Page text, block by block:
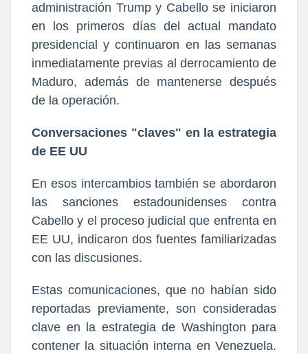
administración Trump y Cabello se iniciaron
en los primeros días del actual mandato
presidencial y continuaron en las semanas
inmediatamente previas al derrocamiento de
Maduro, además de mantenerse después
de la operación.
Conversaciones "claves" en la estrategia
de EE UU
En esos intercambios también se abordaron
las sanciones estadounidenses contra
Cabello y el proceso judicial que enfrenta en
EE UU, indicaron dos fuentes familiarizadas
con las discusiones.
Estas comunicaciones, que no habían sido
reportadas previamente, son consideradas
clave en la estrategia de Washington para
contener la situación interna en Venezuela.